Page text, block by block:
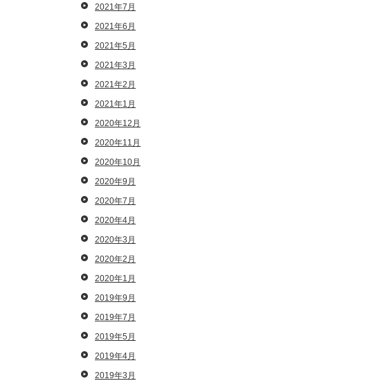
2021年7月
2021年6月
2021年5月
2021年3月
2021年2月
2021年1月
2020年12月
2020年11月
2020年10月
2020年9月
2020年7月
2020年4月
2020年3月
2020年2月
2020年1月
2019年9月
2019年7月
2019年5月
2019年4月
2019年3月